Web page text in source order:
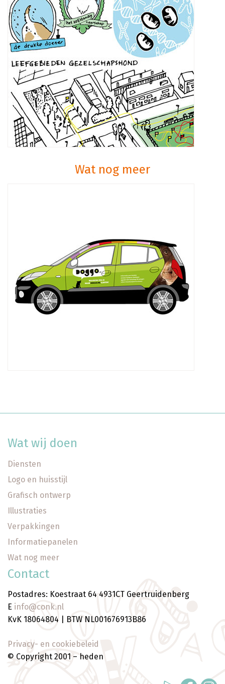
Wat nog meer
Wat wij doen
Diensten
Logo en huisstijl
Grafisch ontwerp
Illustraties
Verpakkingen
Informatiepanelen
Wat nog meer
Contact
Postadres: Koestraat 64 4931CT Geertruidenberg
E info@conk.nl
KvK 18064804 | BTW NL001676913B86
Privacy- en cookiebeleid
© Copyright 2001 – heden